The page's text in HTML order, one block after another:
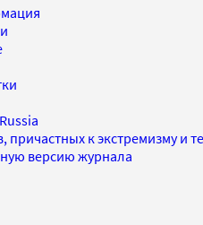
причастных к экстремизму
версию журнала